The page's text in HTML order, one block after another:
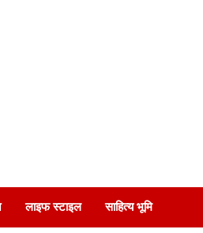
लाइफ स्टाइल साहित्य भूमि